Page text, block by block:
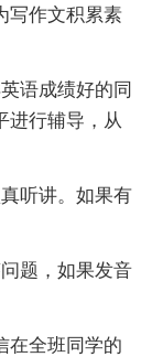
写作文积累素
语成绩好的同
进行辅导，从
听讲。如果有
题，如果发音
在全班同学的